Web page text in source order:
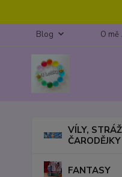
Blog O mě
VÍLY,
ČARODĚJKY
FANTASY